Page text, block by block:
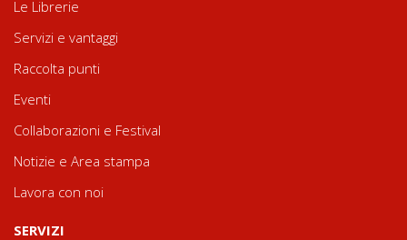
Le Librerie
Servizi e vantaggi
Raccolta punti
Eventi
Collaborazioni e Festival
Notizie e Area stampa
Lavora con noi
SERVIZI